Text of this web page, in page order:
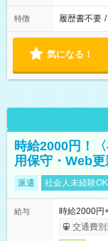
特徴 履歴書不要 /
気になる！
時給2000円！
用保守・Web更
派遣 社会人未経験OK
給与
時給2000
交通費別